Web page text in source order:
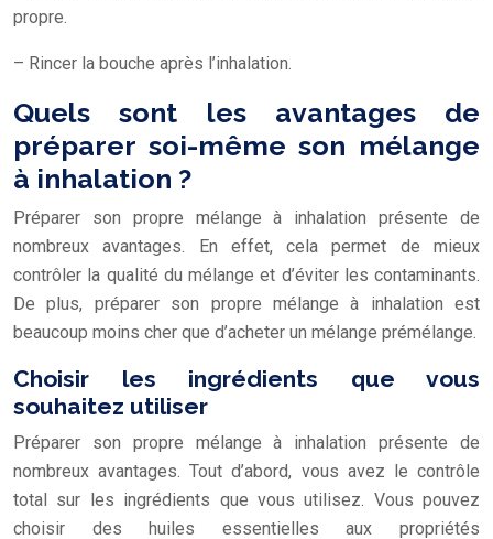
propre.
– Rincer la bouche après l’inhalation.
Quels sont les avantages de
préparer soi-même son mélange
à inhalation ?
Préparer son propre mélange à inhalation présente de
nombreux avantages. En effet, cela permet de mieux
contrôler la qualité du mélange et d’éviter les contaminants.
De plus, préparer son propre mélange à inhalation est
beaucoup moins cher que d’acheter un mélange prémélange.
Choisir les ingrédients que vous
souhaitez utiliser
Préparer son propre mélange à inhalation présente de
nombreux avantages. Tout d’abord, vous avez le contrôle
total sur les ingrédients que vous utilisez. Vous pouvez
choisir des huiles essentielles aux propriétés